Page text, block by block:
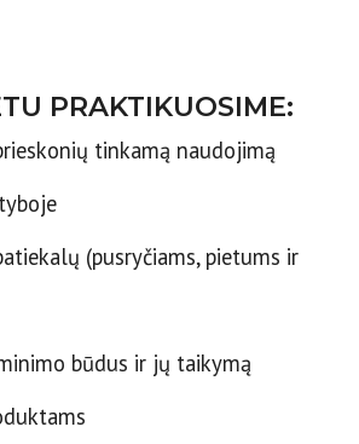
PRAKTIKUOSIME:
tinkamą naudojimą
(pusryčiams, pietums ir
būdus ir jų taikymą